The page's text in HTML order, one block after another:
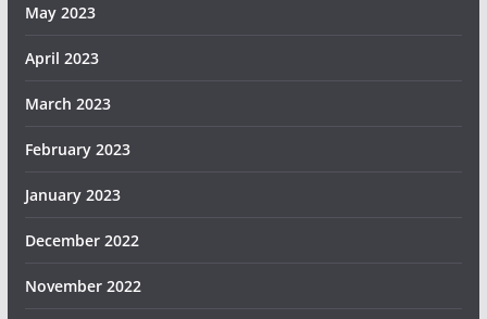
May 2023
April 2023
March 2023
February 2023
January 2023
December 2022
November 2022